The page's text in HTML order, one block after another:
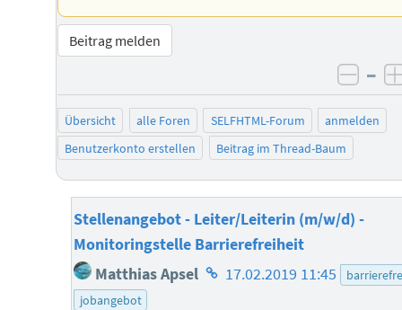
Beitrag melden
–
Übersicht alle Foren SELFHTML-Forum
anmelden
Benutzerkonto erstellen
Beitrag im Thread-Baum
Stellenangebot - Leiter/Leiterin (m/w/d) -
Monitoringstelle Barrierefreiheit
Matthias Apsel Homepage
17.02.2019 11:45
jobangebot